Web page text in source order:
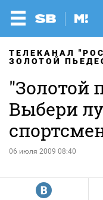
ТЕЛЕКАНАЛ
ЗОЛОТОЙ
"Золотой
Выбери
06 июля 2009 08:40
R